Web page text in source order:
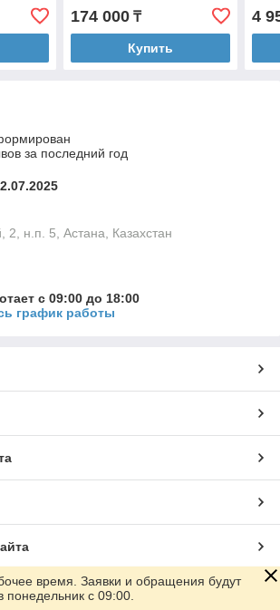
174 000₸
Купить
4
за последний год
2, н.п. 5, Астана, Казахстан
с 09:00 до 18:00
график работы
Satu.kz
время. Заявки и обращения будут
понедельник с 09:00.